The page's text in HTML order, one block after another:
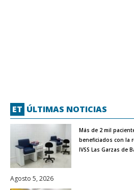
ET ÚLTIMAS NOTICIAS
Más de 2 mil
beneficiados con la
IVSS Las Garzas de
Agosto 5, 2026